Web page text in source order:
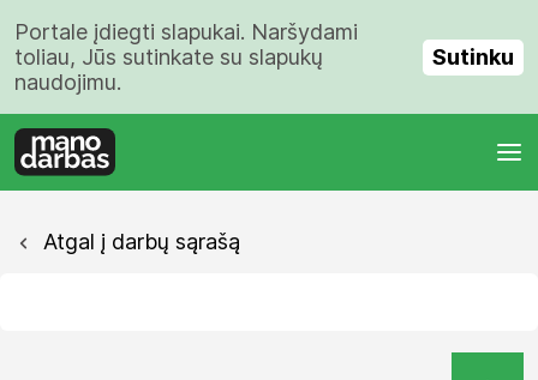
Portale įdiegti slapukai. Naršydami
toliau, Jūs sutinkate su slapukų
naudojimu.
Sutinku
Atgal į darbų sąrašą